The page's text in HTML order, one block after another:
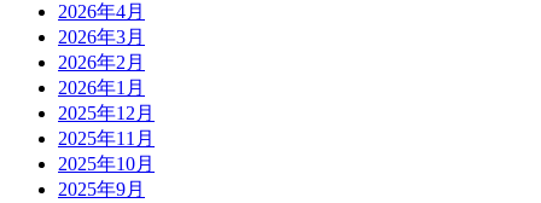
2026年4月
2026年3月
2026年2月
2026年1月
2025年12月
2025年11月
2025年10月
2025年9月